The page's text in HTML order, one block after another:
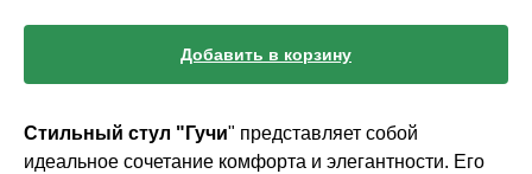
Добавить в корзину
Стильный стул "Гучи" представляет собой
идеальное сочетание комфорта и элегантности. Его